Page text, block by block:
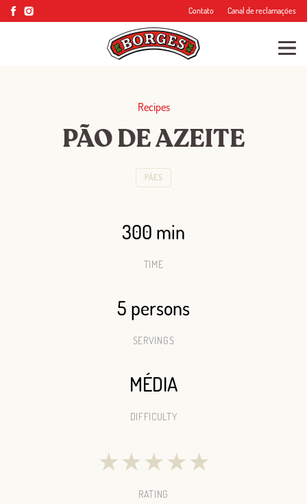
Contato Canal de reclamações
Recipes
PÃO DE AZEITE
PÃES
300 min
TIME
5 persons
SERVINGS
MÉDIA
DIFFICULTY
★★★★★
RATING